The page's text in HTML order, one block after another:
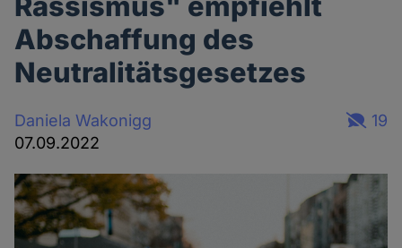
Abschaffung des
Neutralitätsgesetzes
Daniela Wakonigg
07.09.2022
19